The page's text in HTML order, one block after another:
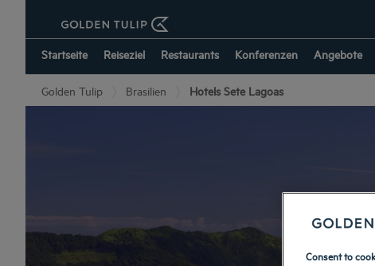
Startseite Reiseziel Restaurants Konferenzen Angebote
Golden Tulip Brasilien Hotels Sete Lagoas
Consent to